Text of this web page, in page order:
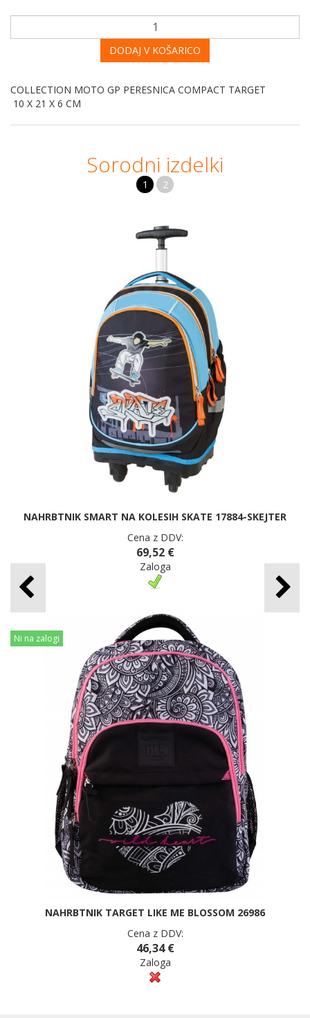
DODAJ V KOŠARICO
COLLECTION MOTO GP PERESNICA COMPACT TARGET
10 X 21 X 6 CM
Sorodni izdelki
1 2
NAHRBTNIK SMART NA KOLESIH SKATE 17884-SKEJTER
Cena z DDV:
69,52 €
Zaloga
Ni na zalogi
NAHRBTNIK TARGET LIKE ME BLOSSOM 26986
Cena z DDV:
46,34 €
Zaloga